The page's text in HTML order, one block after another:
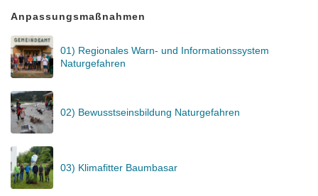
Anpassungsmaßnahmen
01) Regionales Warn- und Informationssystem
Naturgefahren
02) Bewusstseinsbildung Naturgefahren
03) Klimafitter Baumbasar